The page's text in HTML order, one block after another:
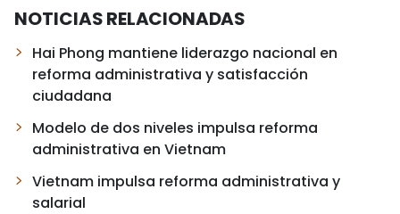
NOTICIAS RELACIONADAS
Hai Phong mantiene liderazgo nacional en
reforma administrativa y satisfacción
ciudadana
Modelo de dos niveles impulsa reforma
administrativa en Vietnam
Vietnam impulsa reforma administrativa y
salarial